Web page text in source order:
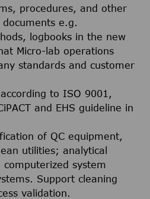
procedures, and other
e.g.
logbooks in the new
Micro-lab operations
standards and customer
to ISO 9001,
and EHS guideline in
of QC equipment,
utilities; analytical
system
Support cleaning
validation.